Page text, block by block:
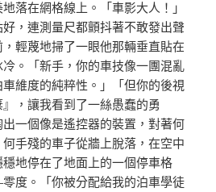
落在網格線上。「車影大人！」
，連測量尺都顫抖著不敢發出聲
輕蔑地掃了一眼他那輛垂直貼在
。「新手，你的車技像一團混亂
維度的純粹性。」「但你的後視
，讓我看到了一絲愚蠢的勇
一個像是遙控器的裝置，對著何
手殘的車子從牆上脫落，在空中
地停在了地面上的一個停車格
度。「你被分配給我的泊車學徒